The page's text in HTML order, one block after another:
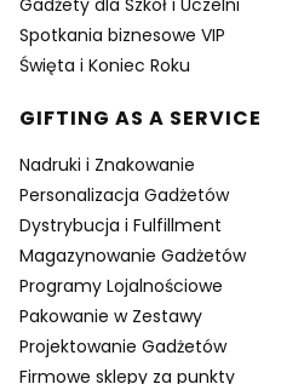
Spotkania biznesowe VIP
Święta i Koniec Roku
GIFTING AS A SERVICE
Nadruki i Znakowanie
Personalizacja Gadżetów
Dystrybucja i Fulfillment
Magazynowanie Gadżetów
Programy Lojalnościowe
Pakowanie w Zestawy
Projektowanie Gadżetów
Firmowe sklepy za punkty